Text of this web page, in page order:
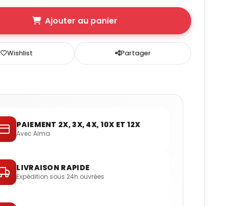
P563963
Ajouter au panier
Wishlist Partager
PAIEMENT 2X, 3X, 4X, 10X ET 12X
Avec Alma
LIVRAISON RAPIDE
Expédition sous 24h ouvrées